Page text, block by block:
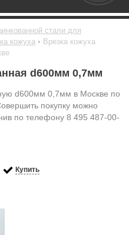
стали для
кожуха
Врезка кожуха
d600мм 0,7мм
d600мм 0,7мм в Москве по
покупку можно
по телефону 8 495 487-00-
Купить